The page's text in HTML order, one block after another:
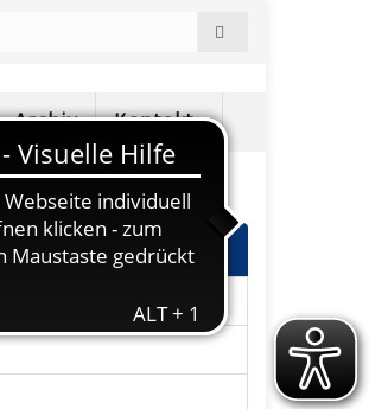
Archiv Kontakt